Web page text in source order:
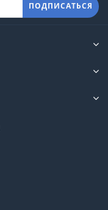
ПОДПИСАТЬСЯ